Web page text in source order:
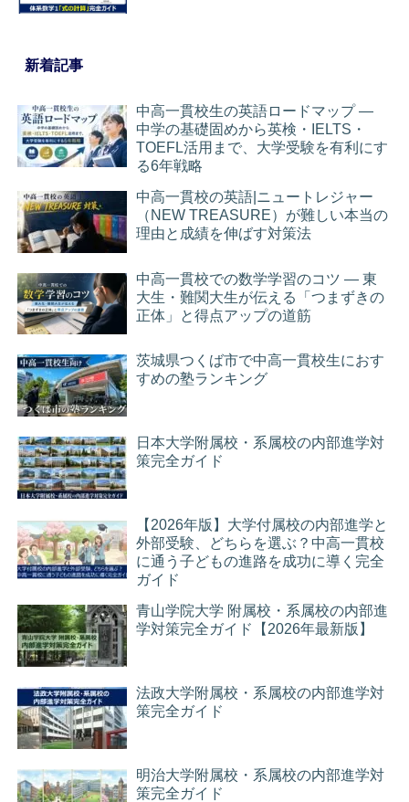
新着記事
中高一貫校生の英語ロードマップ ―
中学の基礎固めから英検・IELTS・
TOEFL活用まで、大学受験を有利にす
る6年戦略
中高一貫校の英語|ニュートレジャー
（NEW TREASURE）が難しい本当の
理由と成績を伸ばす対策法
中高一貫校での数学学習のコツ ― 東
大生・難関大生が伝える「つまずきの
正体」と得点アップの道筋
茨城県つくば市で中高一貫校生におす
すめの塾ランキング
日本大学附属校・系属校の内部進学対
策完全ガイド
【2026年版】大学付属校の内部進学と
外部受験、どちらを選ぶ？中高一貫校
に通う子どもの進路を成功に導く完全
ガイド
青山学院大学 附属校・系属校の内部進
学対策完全ガイド【2026年最新版】
法政大学附属校・系属校の内部進学対
策完全ガイド
明治大学附属校・系属校の内部進学対
策完全ガイド